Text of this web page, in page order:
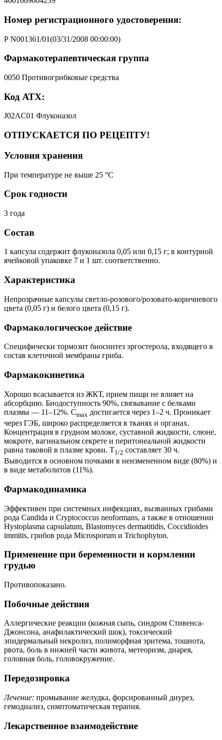
Номер регистрационного удостоверения:
Р N001361/01(03/31/2008 00:00:00)
Фармакотерапевтическая группа
0050 Противогрибковые средства
Код АТХ:
J02AC01 Флуконазол
ОТПУСКАЕТСЯ ПО РЕЦЕПТУ!
Условия хранения
При температуре не выше 25 °C
Срок годности
3 года
Состав
1 капсула содержит флуконазола 0,05 или 0,15 г; в контурной
ячейковой упаковке 7 и 1 шт. соответственно.
Характеристика
Непрозрачные капсулы светло-розового/розовато-коричневого
цвета (0,05 г) и белого цвета (0,15 г).
Фармакологическое действие
Специфически тормозит биосинтез эргостерола, входящего в
состав клеточной мембраны гриба.
Фармакокинетика
Хорошо всасывается из ЖКТ, прием пищи не влияет на
абсорбцию. Биодоступность 90%, связывание с белками
плазмы — 11–12%. Cmax достигается через 1–2 ч. Проникает
через ГЭБ, широко распределяется в тканях и органах.
Концентрация в грудном молоке, суставной жидкости, слюне,
мокроте, вагинальном секрете и перитонеальной жидкости
равна таковой в плазме крови. Т1/2 составляет 30 ч.
Выводится в основном почками в неизмененном виде (80%) и
в виде метаболитов (11%).
Фармакодинамика
Эффективен при системных инфекциях, вызванных грибами
рода Candida и Cryptococcus neoformans, а также в отношении
Hystoplasma capsulatum, Blastomyces dermatitidis, Coccidioides
immitis, грибов рода Microsporum и Trichophyton.
Применение при беременности и кормлении
грудью
Противопоказано.
Побочные действия
Аллергические реакции (кожная сыпь, синдром Стивенса-
Джонсона, анафилактический шок), токсический
эпидермальный некролиз, полиморфная эритема, тошнота,
рвота, боль в нижней части живота, метеоризм, диарея,
головная боль, головокружение.
Передозировка
Лечение: промывание желудка, форсированный диурез,
гемодиализ, симптоматическая терапия.
Лекарственное взаимодействие